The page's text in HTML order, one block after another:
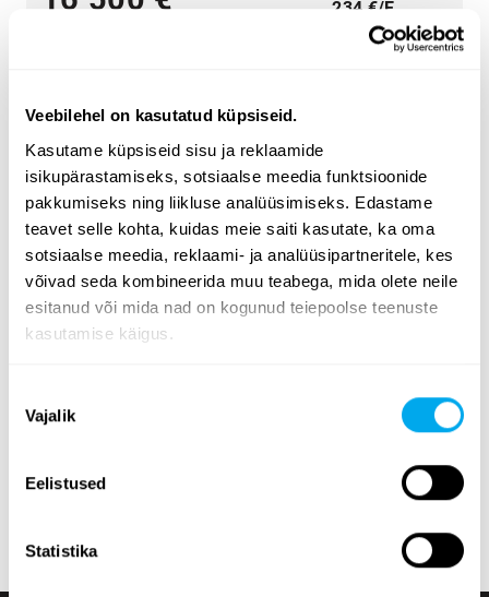
Veebilehel on kasutatud küpsiseid.
Kasutame küpsiseid sisu ja reklaamide
isikupärastamiseks, sotsiaalse meedia funktsioonide
pakkumiseks ning liikluse analüüsimiseks. Edastame
teavet selle kohta, kuidas meie saiti kasutate, ka oma
sotsiaalse meedia, reklaami- ja analüüsipartneritele, kes
võivad seda kombineerida muu teabega, mida olete neile
esitanud või mida nad on kogunud teiepoolse teenuste
kasutamise käigus.
valik
Vajalik
Eelistused
Statistika
234 €/E
Lai valik rasketehnikat - leia endale vajalik
Valige kategooria põllumajandus,transport,ehitus,
metsandus,kommunaalhooldu ,materjali käitlemine .
Kasutage lehe küljel olevaid rasketehnika
otsingukriteeriume, et leida vajadustele vastav traktor,
toote asukoha, väljalaskeaasta, hinna, kuulutuse tüübi
või toote täismassi järgi.
Tutvuge Maatori rasketehnika valikuga ja leidke oma
vajadustele sobiv toode! Kui te ei leia õiget, võite alati